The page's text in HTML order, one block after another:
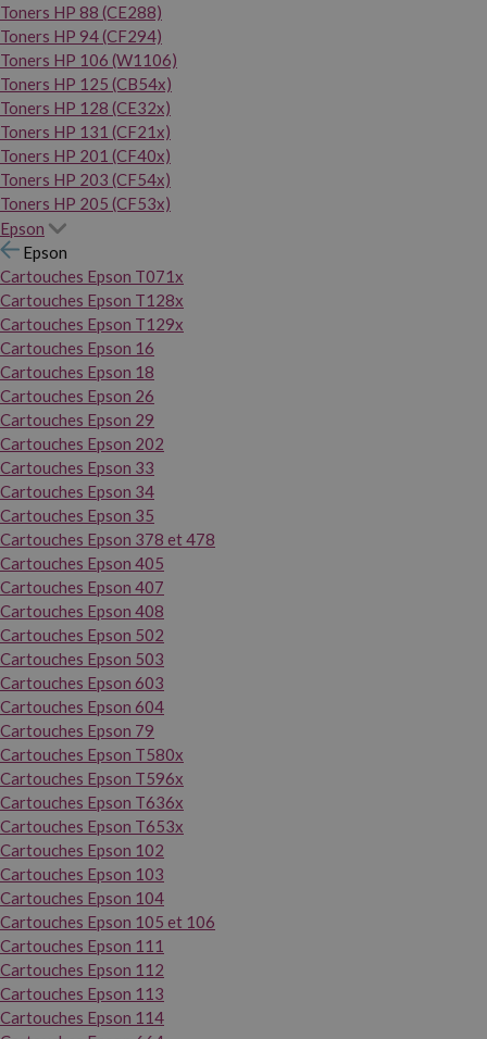
Toners HP 88 (CE288)
Toners HP 94 (CF294)
Toners HP 106 (W1106)
Toners HP 125 (CB54x)
Toners HP 128 (CE32x)
Toners HP 131 (CF21x)
Toners HP 201 (CF40x)
Toners HP 203 (CF54x)
Toners HP 205 (CF53x)
Epson
Epson
Cartouches Epson T071x
Cartouches Epson T128x
Cartouches Epson T129x
Cartouches Epson 16
Cartouches Epson 18
Cartouches Epson 26
Cartouches Epson 29
Cartouches Epson 202
Cartouches Epson 33
Cartouches Epson 34
Cartouches Epson 35
Cartouches Epson 378 et 478
Cartouches Epson 405
Cartouches Epson 407
Cartouches Epson 408
Cartouches Epson 502
Cartouches Epson 503
Cartouches Epson 603
Cartouches Epson 604
Cartouches Epson 79
Cartouches Epson T580x
Cartouches Epson T596x
Cartouches Epson T636x
Cartouches Epson T653x
Cartouches Epson 102
Cartouches Epson 103
Cartouches Epson 104
Cartouches Epson 105 et 106
Cartouches Epson 111
Cartouches Epson 112
Cartouches Epson 113
Cartouches Epson 114